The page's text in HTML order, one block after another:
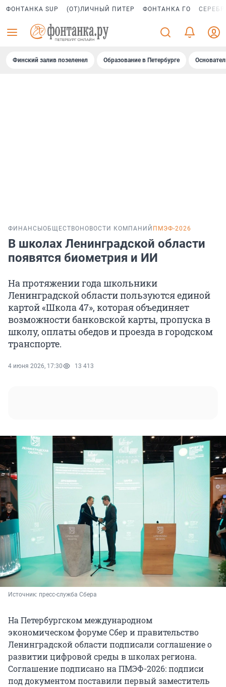
ФОНТАНКА SUP (ОТ)ЛИЧНЫЙ ПИТЕР ФОНТАНКА ГО
Финский залив позеленел Образование в Петербурге
ФИНАНСЫ ОБЩЕСТВО НОВОСТИ КОМПАНИЙ ПМЭФ-2026
В школах Ленинградской области
появятся биометрия и ИИ
На протяжении года школьники
Ленинградской области пользуются единой
картой «Школа 47», которая объединяет
возможности банковской карты, пропуска в
школу, оплаты обедов и проезда в городском
транспорте.
4 июня 2026, 17:30 13 413
Источник: пресс-служба Сбера
На Петербургском международном
экономическом форуме Сбер и правительство
Ленинградской области подписали соглашение о
развитии цифровой среды в школах региона.
Соглашение подписано на ПМЭФ-2026: подписи
под документом поставили первый заместитель